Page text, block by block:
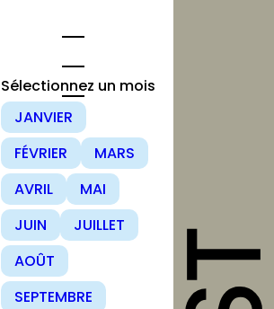
opportunités
Appels à
candidature
Offres d’emploi
et stage
Formations
Sélectionnez un mois
JANVIER
FÉVRIER
MARS
AVRIL
MAI
JUIN
JUILLET
AOÛT
SEPTEMBRE